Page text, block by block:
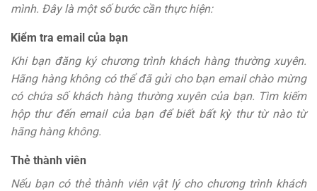
mình. Đây là một số bước cần thực hiện:
Kiểm tra email của bạn
Khi bạn đăng ký chương trình khách hàng thường xuyên.
Hãng hàng không có thể đã gửi cho bạn email chào mừng
có chứa số khách hàng thường xuyên của bạn. Tìm kiếm
hộp thư đến email của bạn để biết bất kỳ thư từ nào từ
hãng hàng không.
Thẻ thành viên
Nếu bạn có thẻ thành viên vật lý cho chương trình khách